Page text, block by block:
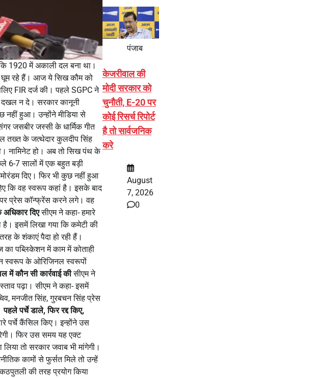
1920 में अकाली दल बना था।
घूम रहे हैं। आज ये सिख कौम को
FIR दर्ज की। पहले SGPC ने
दखल न दे। सरकार कानूनी
नहीं हुआ। उन्होंने मीडिया से
जसबीर जस्सी के धार्मिक गीत
तख्त के जत्थेदार कुलदीप सिंह
नामिनेट हो। अब तो सिख पंथ के
6-7 सालों में एक बहुत बड़ी
दिए। फिर भी कुछ नहीं हुआ
कि वह स्वरूप कहां है। इसके बाद
पर प्रेस कॉन्फ्रेंस करने लगे। वह
अधिकार दिएसीएम ने कहा- हमारे
है। इसमें लिखा गया कि कमेटी की
के शंकाएं पैदा हो रही हैं।
पब्लिकेशन में काम में कोताही
स्वरूप के ओरिजिनल स्वरूपों
में कौन सी कार्रवाई कीसीएम ने
पढ़ा। सीएम ने कहा- इसमें
मनजीत सिंह, गुरबचन सिंह प्रेस
पहले पर्चे डाले, फिर रद्द किए,
पर्चे कैंसिल किए। इन्होंने उस
फिर उस समय यह एक्ट
तो सरकार जवाब भी मांगेगी।
कामों से फुर्सत मिले तो उन्हें
की तरह प्रयोग किया
पंजाब
केजरीवाल की
मोदी सरकार को
चुनौती, E-20 पर
कोई रिसर्च रिपोर्ट
है तो सार्वजनिक
करे
August
7, 2026
0